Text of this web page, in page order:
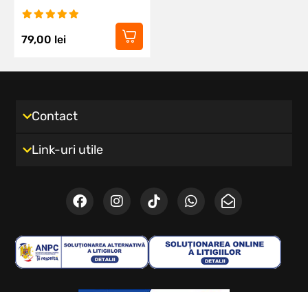
79,00 lei
Contact
Link-uri utile